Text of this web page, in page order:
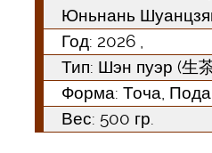
Юньнань
Год: 2026 ,
Тип: Шэн пуэр (生
Форма: Точа,
Вес: 500 гр.